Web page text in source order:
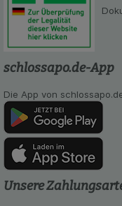
schlossapo.de-App
Die App von
Unsere